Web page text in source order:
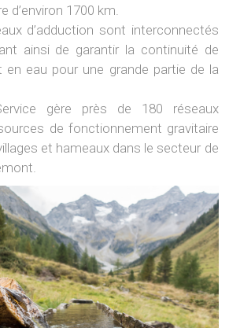
d’environ 1700 km.
d’adduction sont interconnectés
ainsi de garantir la continuité de
en eau pour une grande partie de la
gère près de 180 réseaux
de fonctionnement gravitaire
et hameaux dans le secteur de